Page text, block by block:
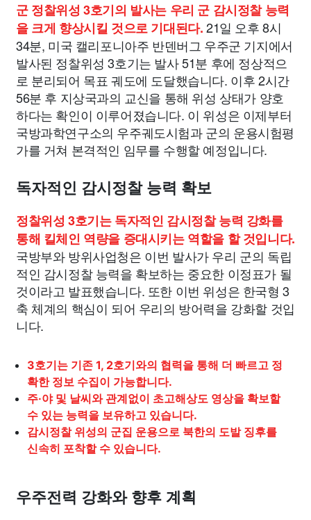
군 정찰위성 3호기의 발사는 우리 군 감시정찰 능력
을 크게 향상시킬 것으로 기대된다.21일 오후 8시
34분, 미국 캘리포니아주 반덴버그 우주군 기지에서
발사된 정찰위성 3호기는 발사 51분 후에 정상적으
로 분리되어 목표 궤도에 도달했습니다. 이후 2시간
56분 후 지상국과의 교신을 통해 위성 상태가 양호
하다는 확인이 이루어졌습니다. 이 위성은 이제부터
국방과학연구소의 우주궤도시험과 군의 운용시험평
가를 거쳐 본격적인 임무를 수행할 예정입니다.
독자적인 감시정찰 능력 확보
정찰위성 3호기는 독자적인 감시정찰 능력 강화를
통해 킬체인 역량을 증대시키는 역할을 할 것입니다.
국방부와 방위사업청은 이번 발사가 우리 군의 독립
적인 감시정찰 능력을 확보하는 중요한 이정표가 될
것이라고 발표했습니다. 또한 이번 위성은 한국형 3
축 체계의 핵심이 되어 우리의 방어력을 강화할 것입
니다.
3호기는 기존 1, 2호기와의 협력을 통해 더 빠르고 정
확한 정보 수집이 가능합니다.
주·야 및 날씨와 관계없이 초고해상도 영상을 확보할
수 있는 능력을 보유하고 있습니다.
감시정찰 위성의 군집 운용으로 북한의 도발 징후를
신속히 포착할 수 있습니다.
우주전력 강화와 향후 계획